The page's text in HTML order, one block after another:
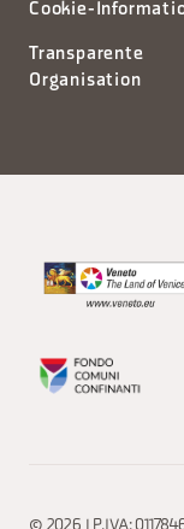
Cookie-
Transparente
Organisation